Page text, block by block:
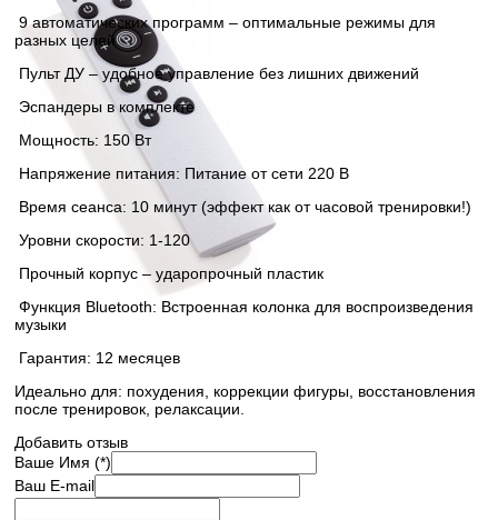
9 автоматических программ – оптимальные режимы для
разных целей
Пульт ДУ – удобное управление без лишних движений
Эспандеры в комплекте
Мощность: 150 Вт
Напряжение питания: Питание от сети 220 В
Время сеанса: 10 минут (эффект как от часовой тренировки!)
Уровни скорости: 1-120
Прочный корпус – ударопрочный пластик
Функция Bluetooth: Встроенная колонка для воспроизведения
музыки
Гарантия: 12 месяцев
Идеально для: похудения, коррекции фигуры, восстановления
после тренировок, релаксации.
Добавить отзыв
Ваше Имя (*)
Ваш E-mail